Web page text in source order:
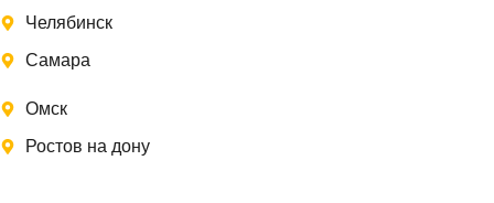
Челябинск
Самара
Омск
Ростов на дону